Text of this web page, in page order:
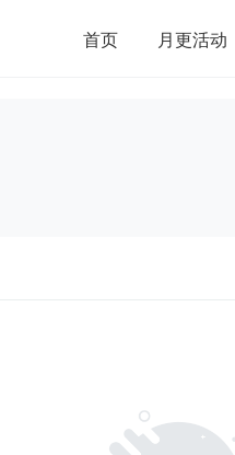
首页 月更活动